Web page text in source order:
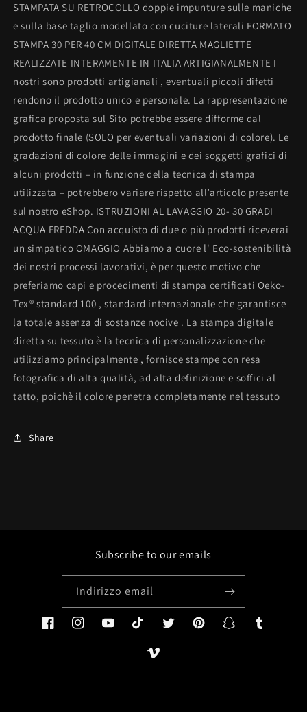
STAMPATA SU RETROCOLLO doppie impunture sulle maniche
e sulla base taglio modellato con cuciture laterali FORMATO
STAMPA 30 PER 40 CM DIGITALE DIRETTA MAGLIETTE
REALIZZATE INTERAMENTE IN ITALIA ARTIGIANALMENTE I
nostri sono prodotti artigianali , eventuali piccoli difetti
rendono il prodotto unico e personale. La rappresentazione
grafica proposta sul Sito potrebbe essere difforme dal
prodotto finale (SOLO per eventuali variazioni di colore). Le
gradazioni di colore delle immagini e dei soggetti grafici di
alcuni prodotti – in funzione della tecnica di stampa
utilizzata – potrebbero variare rispetto all’articolo presente
sul nostro eShop. ISTRUZIONI AL LAVAGGIO 20- 30 GRADI
ACQUA FREDDA Con acquisto di due o più prodotti riceverai
un simpatico OMAGGIO Abbiamo a cuore l' Eco-sostenibilità
dei nostri processi lavorativi, è per questo motivo che
preferiamo capi e procedimenti di stampa certificati Oeko-
Tex® standard 100 , standard internazionale che garantisce
la totale assenza di sostanze nocive . La stampa digitale
diretta su tessuto è la tecnica di personalizzazione che
utilizziamo principalmente , fornisce stampe con resa
fotografica di alta qualità, ad alta definizione e soffici al
tatto, poichè il colore penetra completamente nel tessuto
Share
Subscribe to our emails
Indirizzo email
FacebookInstagramYouTubeTikTok TwitterPinterestSnapchatTumblr
Vimeo